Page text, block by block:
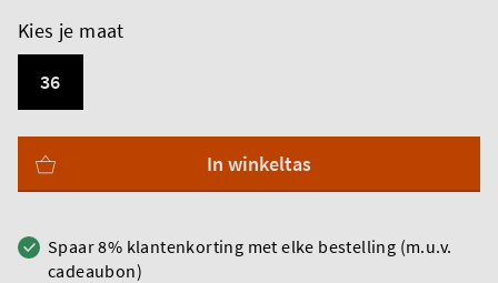
Kies je maat
36
In winkeltas
Spaar 8% klantenkorting met elke bestelling (m.u.v.
cadeaubon)